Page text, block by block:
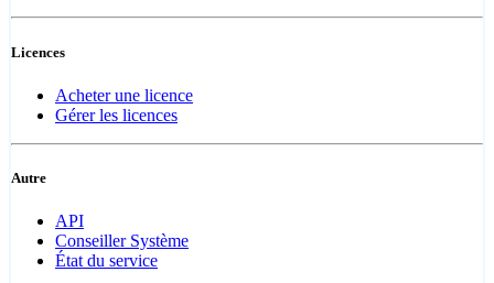
Licences
Acheter une licence
Gérer les licences
Autre
API
Conseiller Système
État du service